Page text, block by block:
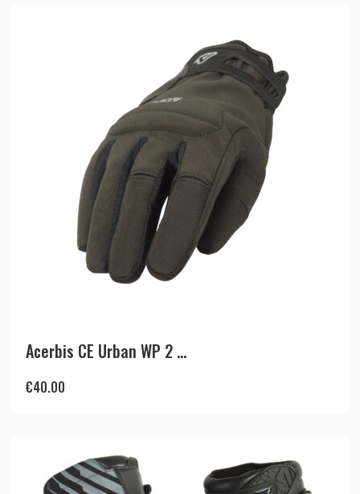
Acerbis CE Urban WP 2 ...
€40.00